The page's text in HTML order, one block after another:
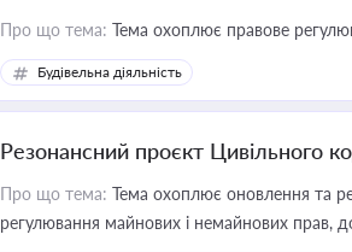
Про що тема: Тема охоплює правове
Будівельна діяльність
Резонансний проєкт Цивільного
Про що тема: Тема охоплює оновлення та
регулювання майнових і немайнових прав,